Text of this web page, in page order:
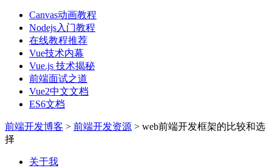
Canvas动画教程
Nodejs入门教程
在线教程推荐
Vue技术内幕
Vue.js 技术揭秘
前端面试之道
Vue2中文文档
ES6文档
前端开发博客 > 前端开发资源 > web前端开发框架的比较和选
择
关于我